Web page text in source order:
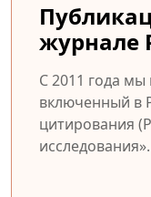
журнале
С 2011 года
включенный в
цитирования
исследования».